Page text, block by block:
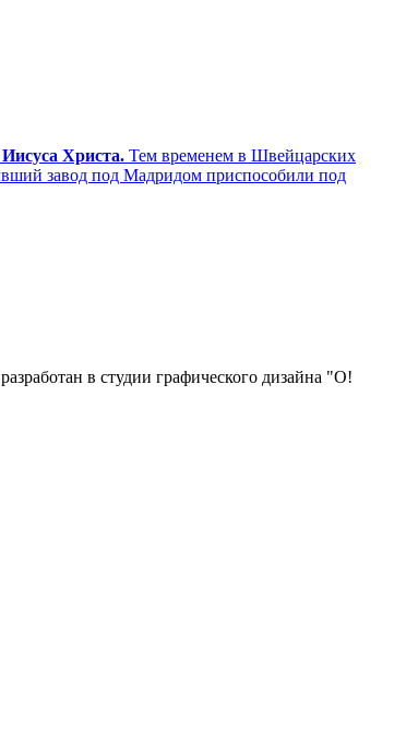
Христа. Тем временем в Швейцарских
завод под Мадридом приспособили под
в студии графического дизайна "О!